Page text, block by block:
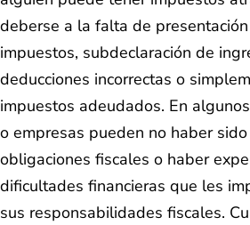
deberse a la falta de
impuestos, subdeclaración de
deducciones incorrectas o
impuestos adeudados. En
o empresas pueden no haber
obligaciones fiscales o haber
dificultades financieras que les
sus responsabilidades fiscales.